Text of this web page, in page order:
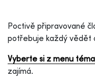
Poctivě připravované
potřebuje každý vědět
Vyberte si z menu
zajímá.